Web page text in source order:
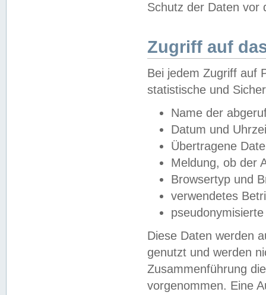
Schutz der Daten vor
Zugriff auf
Bei jedem Zugriff auf
statistische und
Name der
Datum und
Übertragene
Meldung, ob der
Browsertyp und
verwendetes
Diese Daten werden
genutzt und werden
Zusammenführung
vorgenommen. Eine